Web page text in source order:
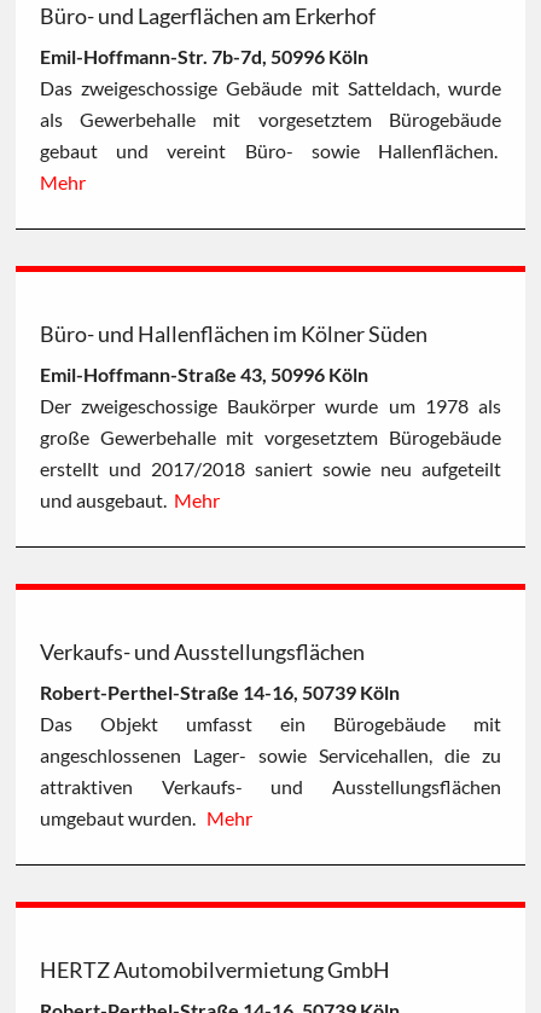
Büro- und Lagerflächen am Erkerhof
Emil-Hoffmann-Str. 7b-7d, 50996 Köln
Das zweigeschossige Gebäude mit Satteldach, wurde
als Gewerbehalle mit vorgesetztem Bürogebäude
gebaut und vereint Büro- sowie Hallenflächen.
Mehr
Büro- und Hallenflächen im Kölner Süden
Emil-Hoffmann-Straße 43, 50996 Köln
Der zweigeschossige Baukörper wurde um 1978 als
große Gewerbehalle mit vorgesetztem Bürogebäude
erstellt und 2017/2018 saniert sowie neu aufgeteilt
und ausgebaut. Mehr
Verkaufs- und Ausstellungsflächen
Robert-Perthel-Straße 14-16, 50739 Köln
Das Objekt umfasst ein Bürogebäude mit
angeschlossenen Lager- sowie Servicehallen, die zu
attraktiven Verkaufs- und Ausstellungsflächen
umgebaut wurden. Mehr
HERTZ Automobilvermietung GmbH